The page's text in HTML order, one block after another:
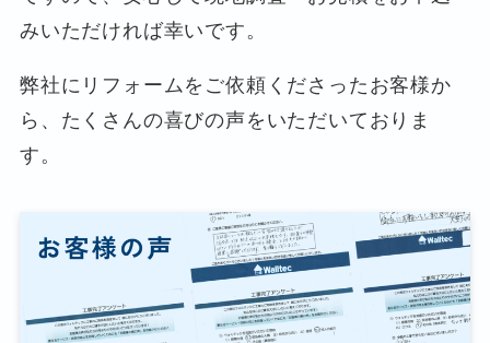
みいただければ幸いです。
弊社にリフォームをご依頼くださったお客様か
ら、たくさんの喜びの声をいただいておりま
す。